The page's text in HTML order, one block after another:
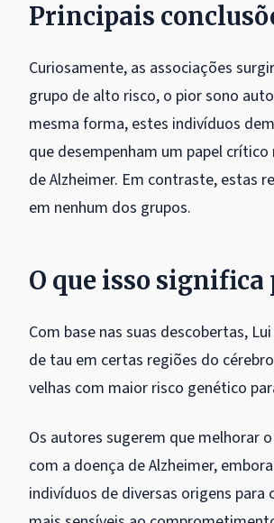
Principais
Curiosamente, as associações
grupo de alto risco, o pior sono
mesma forma, estes indivíduos
que desempenham um papel
de Alzheimer. Em contraste, estas
em nenhum dos grupos.
O que isso significa
Com base nas suas descobertas,
de tau em certas regiões do
velhas com maior risco genético
Os autores sugerem que melhorar
com a doença de Alzheimer,
indivíduos de diversas origens